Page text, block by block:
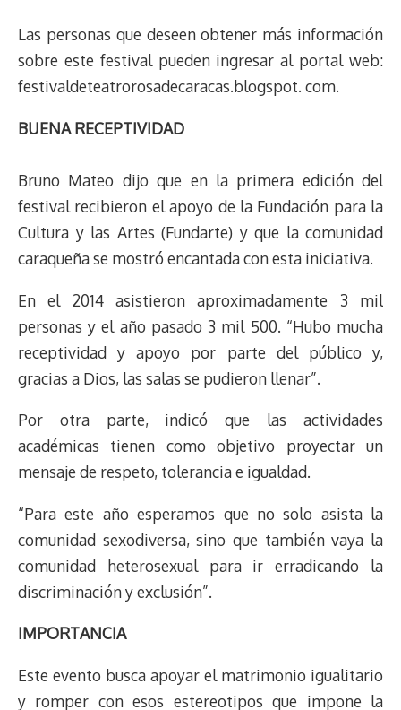
Las personas que deseen obtener más información
sobre este festival pueden ingresar al portal web:
festivaldeteatrorosadecaracas.blogspot. com.
BUENA RECEPTIVIDAD
Bruno Mateo dijo que en la primera edición del
festival recibieron el apoyo de la Fundación para la
Cultura y las Artes (Fundarte) y que la comunidad
caraqueña se mostró encantada con esta iniciativa.
En el 2014 asistieron aproximadamente 3 mil
personas y el año pasado 3 mil 500. “Hubo mucha
receptividad y apoyo por parte del público y,
gracias a Dios, las salas se pudieron llenar”.
Por otra parte, indicó que las actividades
académicas tienen como objetivo proyectar un
mensaje de respeto, tolerancia e igualdad.
“Para este año esperamos que no solo asista la
comunidad sexodiversa, sino que también vaya la
comunidad heterosexual para ir erradicando la
discriminación y exclusión”.
IMPORTANCIA
Este evento busca apoyar el matrimonio igualitario
y romper con esos estereotipos que impone la